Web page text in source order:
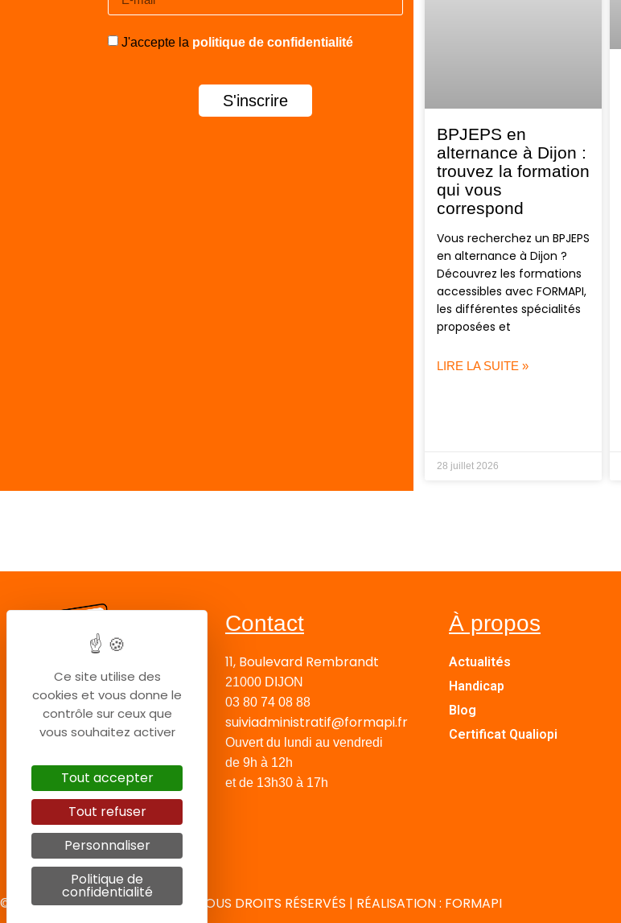
J'accepte la politique de confidentialité
S'inscrire
BPJEPS en
alternance à Dijon :
trouvez la formation
qui vous
correspond
Vous recherchez un BPJEPS
en alternance à Dijon ?
Découvrez les formations
accessibles avec FORMAPI,
les différentes spécialités
proposées et
LIRE LA SUITE »
28 juillet 2026
Contact
11, Boulevard Rembrandt
21000 DIJON
03 80 74 08 88
suiviadministratif@formapi.fr
Ouvert du lundi au vendredi
de 9h à 12h
et de 13h30 à 17h
À propos
Actualités
Handicap
Blog
Certificat Qualiopi
© 2024 COPYRIGHT FORMAPI – TOUS DROITS RÉSERVÉS | RÉALISATION : FORMAPI
Ce site utilise des
cookies et vous donne le
contrôle sur ceux que
vous souhaitez activer
Tout accepter
Tout refuser
Personnaliser
Politique de
confidentialité